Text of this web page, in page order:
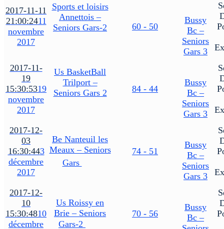
2017-11-11
21:00:2411
novembre
2017
Sports et loisirs
Annettois –
Seniors Gars-2
60 - 50
Bussy
Bc –
Seniors
Gars 3
2017-11-
19
15:30:5319
novembre
2017
Us BasketBall
Trilport –
Seniors Gars 2
84 - 44
Bussy
Bc –
Seniors
Gars 3
2017-12-
03
16:30:443
décembre
2017
Be Nanteuil les
Meaux – Seniors
Gars
74 - 51
Bussy
Bc –
Seniors
Gars 3
2017-12-
10
15:30:4810
décembre
Us Roissy en
Brie – Seniors
Gars-2
70 - 56
Bussy
Bc –